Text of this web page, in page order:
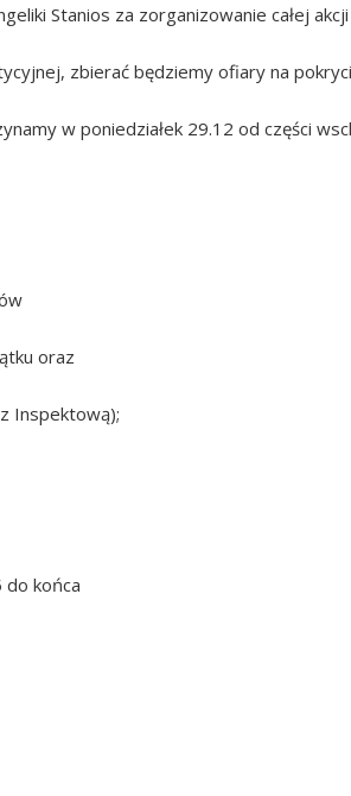
Stanios za zorganizowanie całej
zbierać będziemy ofiary na
w poniedziałek 29.12 od części
oraz
Inspektową);
końca